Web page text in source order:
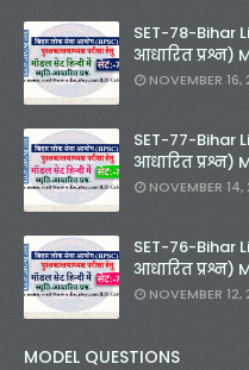
SET-78-Bihar
आधारित प्रश्न)
NOVEMBER 16,
SET-77-Bihar
आधारित प्रश्न)
NOVEMBER
SET-76-Bihar
आधारित प्रश्न)
NOVEMBER 12,
MODEL QUESTIONS